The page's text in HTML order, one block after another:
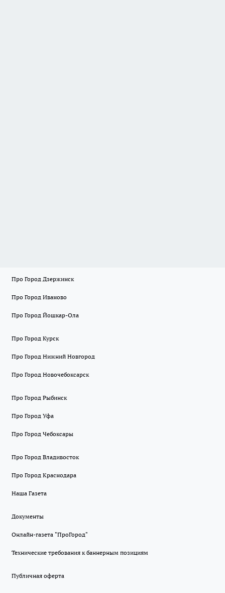
Про Город Дзержинск
Про Город Иваново
Про Город Йошкар-Ола
Про Город Курск
Про Город Нижний Новгород
Про Город Новочебоксарск
Про Город Рыбинск
Про Город Уфа
Про Город Чебоксары
Про Город Владивосток
Про Город Краснодара
Наша Газета
Документы
Онлайн-газета "ПроГород"
Технические требования к баннерным позициям
Публичная оферта